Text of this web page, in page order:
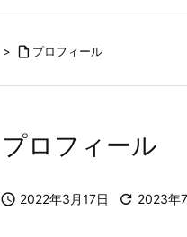
>  プロフィール
プロフィール
 2022年3月17日  2023年